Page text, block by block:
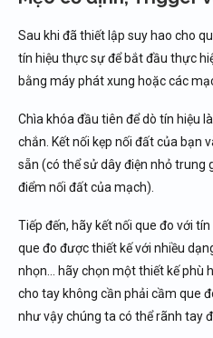
Sau khi đã thiết lập suy hao cho
tín hiệu thực sự để bắt đầu thực
bằng máy phát xung hoặc các
Chìa khóa đầu tiên để dò tín hiệu
chắn. Kết nối kẹp nối đất của bạn
sẵn (có thể sử dây điện nhỏ trung
điểm nối đất của mạch).
Tiếp đến, hãy kết nối que đo với
que đo được thiết kế với nhiều
nhọn… hãy chọn một thiết kế phù
cho tay không cần phải cầm que
như vậy chúng ta có thể rãnh tay